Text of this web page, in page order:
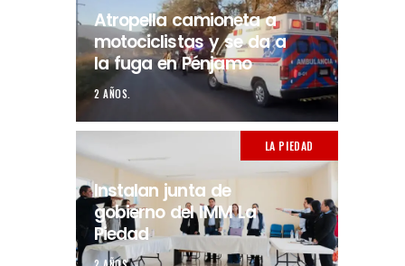
Atropella camioneta a
motociclistas y se da a
la fuga en Pénjamo
2 AÑOS.
LA PIEDAD
Instalan junta de
gobierno del IMM La
Piedad